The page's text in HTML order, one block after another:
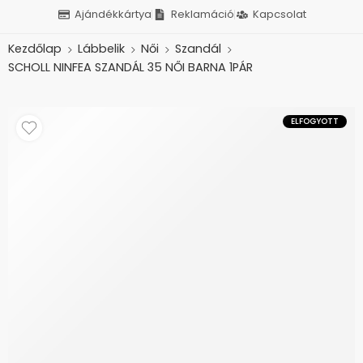
Ajándékkártya Reklamáció Kapcsolat
Kezdőlap Lábbelik Női
Szandál
SCHOLL NINFEA SZANDÁL 35 NŐI BARNA 1PÁR
ELFOGYOTT